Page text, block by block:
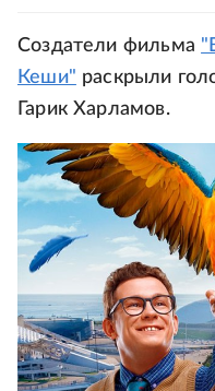
Создатели фильма
Кеши" раскрыли
Гарик Харламов.